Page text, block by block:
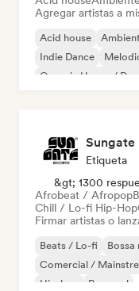
Agregar artistas a
Acid house
Indie Dance
Organic House /
Sungate
Etiqueta
&gt; 1300
Afrobeat / Afropop
Chill / Lo-fi Hip-Hop
Firmar artistas o
Beats / Lo-fi Bossa
Comercial /
Hip-hop
Pop soul